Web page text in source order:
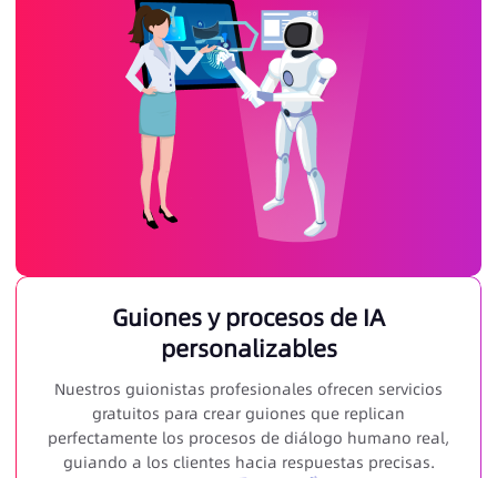
Guiones y procesos de IA
personalizables
Nuestros guionistas profesionales ofrecen servicios
gratuitos para crear guiones que replican
perfectamente los procesos de diálogo humano real,
guiando a los clientes hacia respuestas precisas.